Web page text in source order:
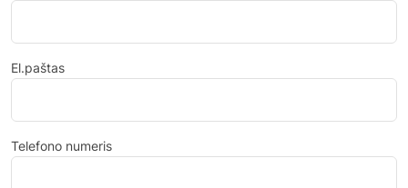
El.paštas
Telefono numeris